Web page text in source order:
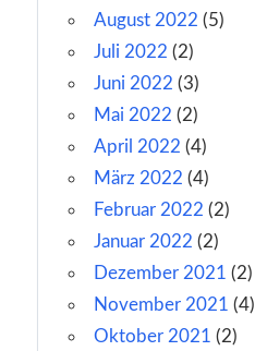
August 2022 (5)
Juli 2022 (2)
Juni 2022 (3)
Mai 2022 (2)
April 2022 (4)
März 2022 (4)
Februar 2022 (2)
Januar 2022 (2)
Dezember 2021 (2)
November 2021 (4)
Oktober 2021 (2)